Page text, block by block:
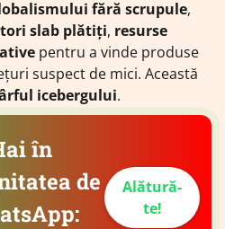
fără scrupule,
slab plătiți, resurse
pentru a vinde produse
suspect de mici. Această
icebergului.
în
de
Alătură-
te!